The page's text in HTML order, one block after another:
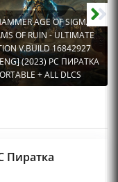
AGE OF SIGMAR:
OF RUIN - ULTIMATE
V.BUILD 16842927
(2023) PC ПИРАТКА
+ ALL DLCS
Пиратка